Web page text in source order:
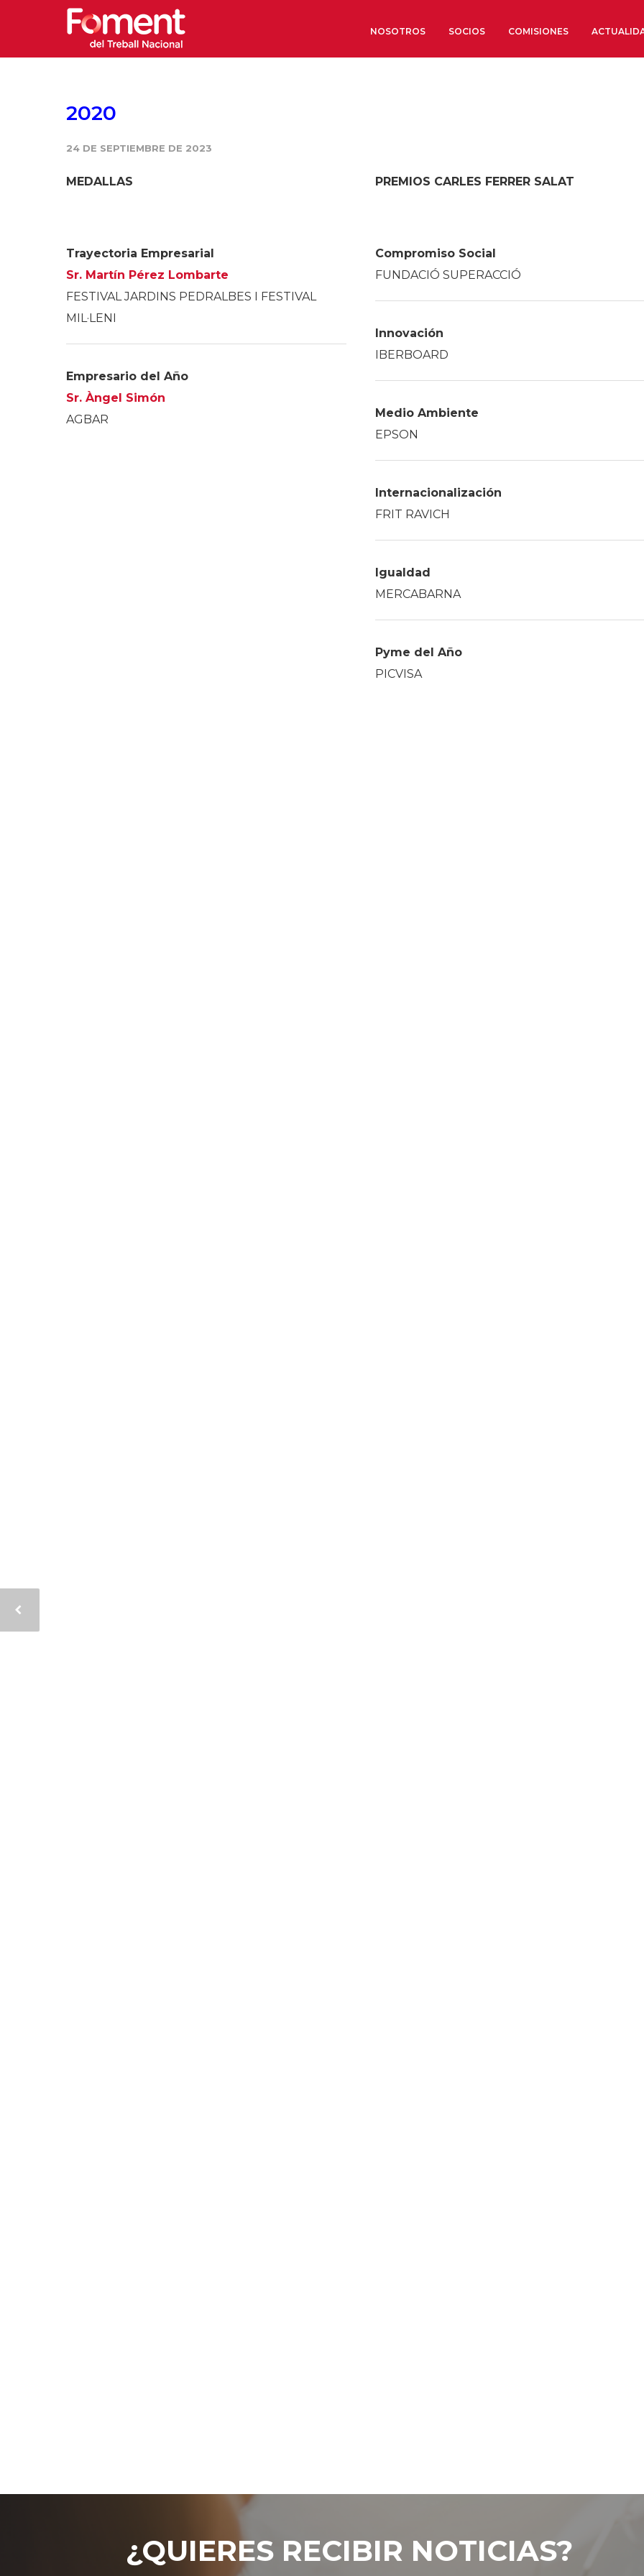
NOSOTROS
Institut d’Estudis Estratègics
Organizaciones territoriales
Conoce más
SOCIOS COMISIONES
2020
24 DE SEPTIEMBRE DE 2023
MEDALLAS
Trayectoria Empresarial
Sr. Martín Pérez Lombarte
FESTIVAL JARDINS PEDRALBES I FESTIVAL
MIL·LENI
Empresario del Año
Sr. Àngel Simón
AGBAR
PREMIOS CARLES FERRER SALAT
Compromiso Social
FUNDACIÓ SUPERACCIÓ
Innovación
IBERBOARD
Medio Ambiente
EPSON
Internacionalización
FRIT RAVICH
Igualdad
MERCABARNA
Pyme del Año
PICVISA
¿QUIERES RECIBIR NOTICIAS?